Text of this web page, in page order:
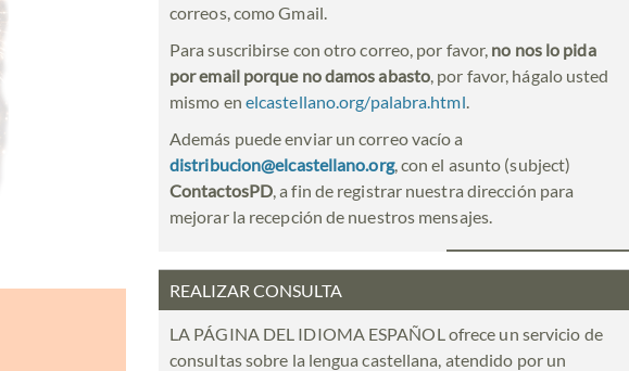
correos, como Gmail.
Para suscribirse con otro correo, por favor, no nos lo pida
por email porque no damos abasto, por favor, hágalo usted
mismo en elcastellano.org/palabra.html.
Además puede enviar un correo vacío a
distribucion@elcastellano.org, con el asunto (subject)
ContactosPD, a fin de registrar nuestra dirección para
mejorar la recepción de nuestros mensajes.
REALIZAR CONSULTA
LA PÁGINA DEL IDIOMA ESPAÑOL ofrece un servicio de
consultas sobre la lengua castellana, atendido por un